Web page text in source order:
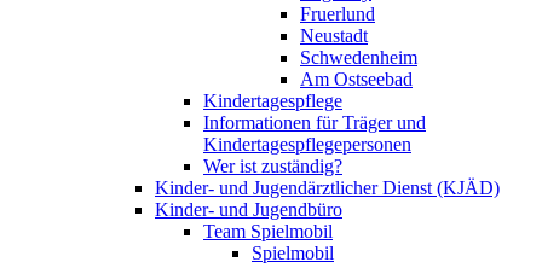
Fruerlund
Neustadt
Schwedenheim
Am Ostseebad
Kindertagespflege
Informationen für Träger und
Kindertagespflegepersonen
Wer ist zuständig?
Kinder- und Jugendärztlicher Dienst (KJÄD)
Kinder- und Jugendbüro
Team Spielmobil
Spielmobil